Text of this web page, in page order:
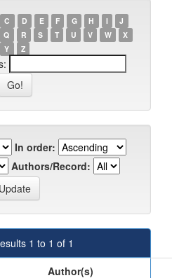
C D E F G H I
J
Q R S T U V W
X
Y
Z
In order:
Authors/Record:
1 to 1 of 1
Author(s)